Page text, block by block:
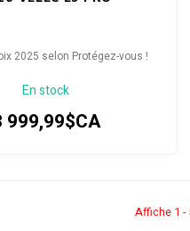
2025 selon Protégez-vous !
En stock
999,99$CA
Affiche 1 -